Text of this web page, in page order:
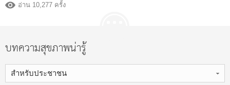
อ่าน 10,277 ครั้ง
บทความสุขภาพน่ารู้
สำหรับประชาชน